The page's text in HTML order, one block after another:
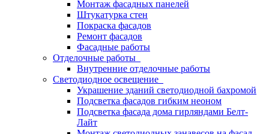
Монтаж фасадных панелей
Штукатурка стен
Покраска фасадов
Ремонт фасадов
Фасадные работы
Отделочные работы
Внутренние отделочные работы
Светодиодное освещение
Украшение зданий светодиодной бахромой
Подсветка фасадов гибким неоном
Подсветка фасада дома гирляндами Белт-
Лайт